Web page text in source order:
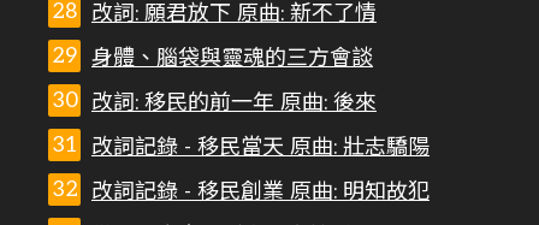
改詞: 願君放下 原曲: 新不了情
身體、腦袋與靈魂的三方會談
改詞: 移民的前一年 原曲: 後來
改詞記錄 - 移民當天 原曲: 壯志驕陽
改詞記錄 - 移民創業 原曲: 明知故犯